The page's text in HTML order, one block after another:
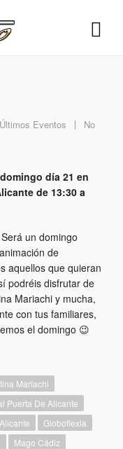
Últimos Eventos
No
día 21 en
de 13:30 a
un domingo
de
aquellos que quieran
podréis disfrutar de
Mariachi y mucha,
con tus familiares,
el domingo 😉
Mariachi
Puerta De Alicante
Globoflexia
Mago Cádiz